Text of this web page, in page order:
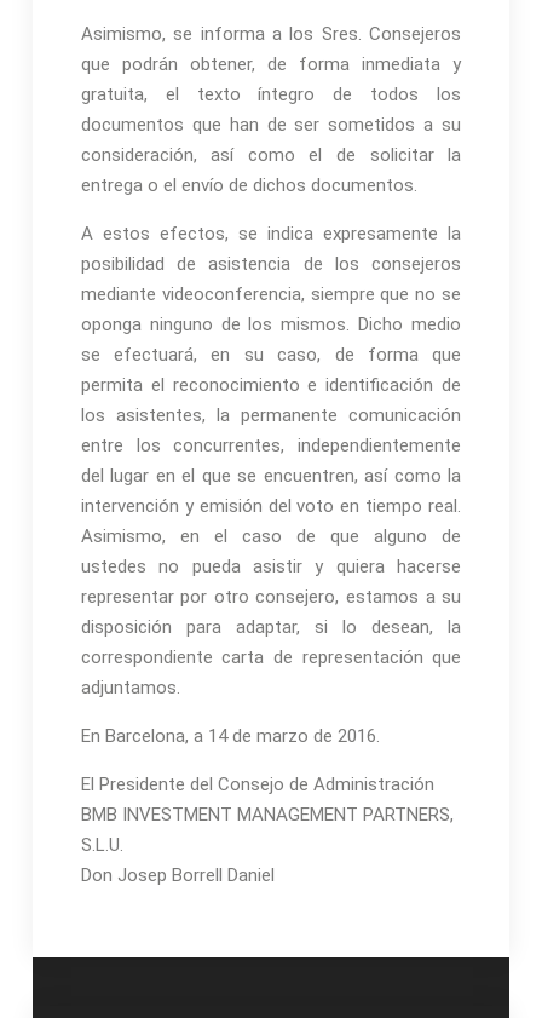
Asimismo, se informa a los Sres. Consejeros
que podrán obtener, de forma inmediata y
gratuita, el texto íntegro de todos los
documentos que han de ser sometidos a su
consideración, así como el de solicitar la
entrega o el envío de dichos documentos.
A estos efectos, se indica expresamente la
posibilidad de asistencia de los consejeros
mediante videoconferencia, siempre que no se
oponga ninguno de los mismos. Dicho medio
se efectuará, en su caso, de forma que
permita el reconocimiento e identificación de
los asistentes, la permanente comunicación
entre los concurrentes, independientemente
del lugar en el que se encuentren, así como la
intervención y emisión del voto en tiempo real.
Asimismo, en el caso de que alguno de
ustedes no pueda asistir y quiera hacerse
representar por otro consejero, estamos a su
disposición para adaptar, si lo desean, la
correspondiente carta de representación que
adjuntamos.
En Barcelona, a 14 de marzo de 2016.
El Presidente del Consejo de Administración
BMB INVESTMENT MANAGEMENT PARTNERS,
S.L.U.
Don Josep Borrell Daniel